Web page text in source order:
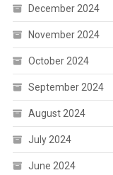
December 2024
November 2024
October 2024
September 2024
August 2024
July 2024
June 2024